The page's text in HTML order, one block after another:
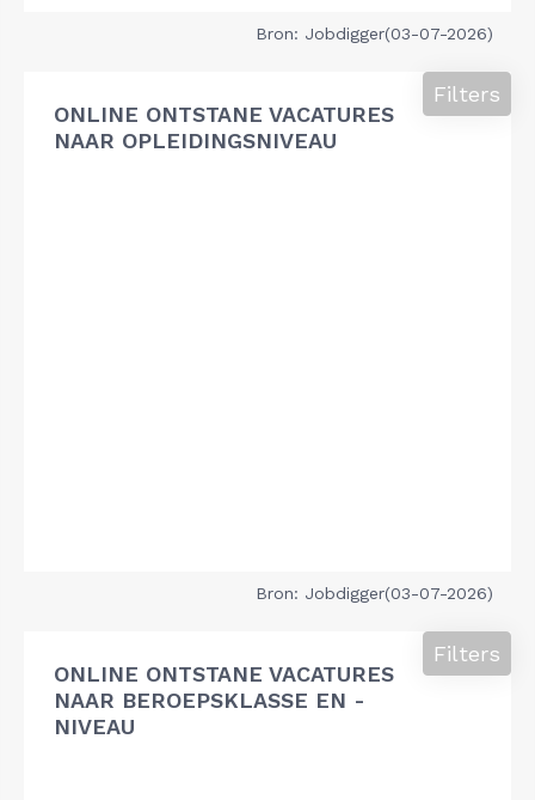
Bron: Jobdigger(03-07-2026)
ONLINE ONTSTANE VACATURES
NAAR OPLEIDINGSNIVEAU
Filters
Bron: Jobdigger(03-07-2026)
ONLINE ONTSTANE VACATURES
NAAR BEROEPSKLASSE EN -
NIVEAU
Filters